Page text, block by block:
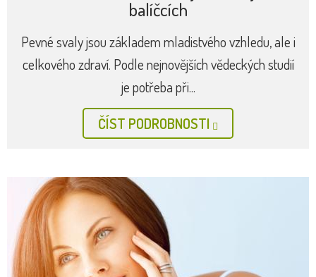
balíčcích
Pevné svaly jsou základem mladistvého vzhledu, ale i
celkového zdraví. Podle nejnovějších vědeckých studií
je potřeba při...
ČÍST PODROBNOSTI